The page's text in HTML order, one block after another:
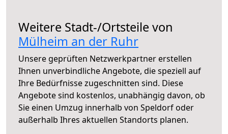
Weitere Stadt-/Ortsteile von
Mülheim an der Ruhr
Unsere geprüften Netzwerkpartner erstellen
Ihnen unverbindliche Angebote, die speziell auf
Ihre Bedürfnisse zugeschnitten sind. Diese
Angebote sind kostenlos, unabhängig davon, ob
Sie einen Umzug innerhalb von Speldorf oder
außerhalb Ihres aktuellen Standorts planen.